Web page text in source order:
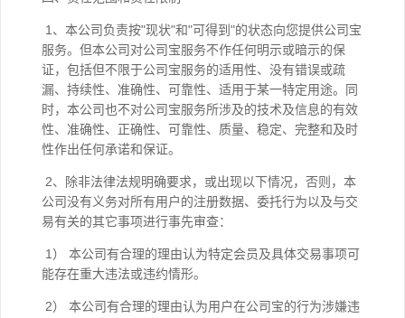
1、本公司负责按"现状"和"可得到"的状态向您提供公司宝
服务。但本公司对公司宝服务不作任何明示或暗示的保
证，包括但不限于公司宝服务的适用性、没有错误或疏
漏、持续性、准确性、可靠性、适用于某一特定用途。同
时，本公司也不对公司宝服务所涉及的技术及信息的有效
性、准确性、正确性、可靠性、质量、稳定、完整和及时
性作出任何承诺和保证。
2、除非法律法规明确要求，或出现以下情况，否则，本
公司没有义务对所有用户的注册数据、委托行为以及与交
易有关的其它事项进行事先审查：
1） 本公司有合理的理由认为特定会员及具体交易事项可
能存在重大违法或违约情形。
2） 本公司有合理的理由认为用户在公司宝的行为涉嫌违